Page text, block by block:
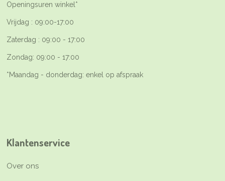
Openingsuren winkel*
Vrijdag : 09:00-17:00
Zaterdag : 09:00 - 17:00
Zondag: 09:00 - 17:00
*Maandag - donderdag: enkel op afspraak
Klantenservice
Over ons